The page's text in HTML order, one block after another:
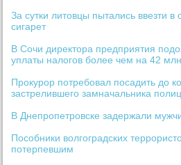
За сутки литовцы пытались ввезти в
сигарет
В Сочи директора предприятия
уплаты налогов более чем на 42
Прокурор потребовал посадить до
застрелившего замначальника
В Днепропетровске задержали
Пособники волгоградских
потерпевшим